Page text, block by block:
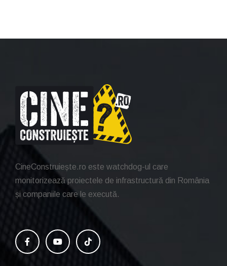
CineConstruiește.ro este watchdog-ul care
monitorizează proiectele de infrastructură din România
și companiile care le execută.